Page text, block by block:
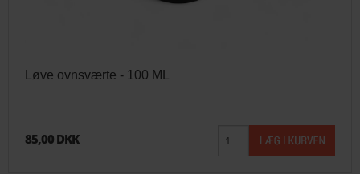
Løve ovnsværte - 100 ML
85,00 DKK